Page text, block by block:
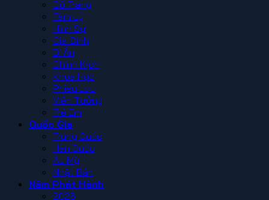
Cổ Trang
Tâm Lý
Hình Sự
Gia Đình
Bí Ẩn
Chính Kịch
Khoa Học
Phiêu Lưu
Viễn Tưởng
Trẻ Em
Quốc Gia
Trung Quốc
Hàn Quốc
Âu Mỹ
Nhật Bản
Năm Phát Hành
2026